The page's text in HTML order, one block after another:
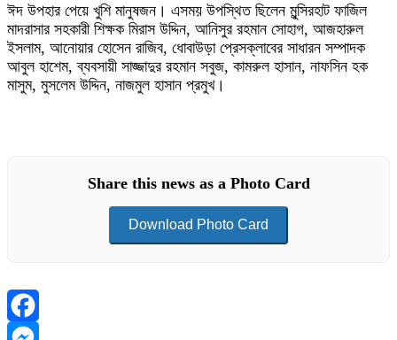
ঈদ উপহার পেয়ে খুশি মানুষজন। এসময় উপস্থিত ছিলেন মুন্সিরহাট ফাজিল
মাদরাসার সহকারী শিক্ষক মিরাস উদ্দিন, আনিসুর রহমান সোহাগ, আজহারুল
ইসলাম, আনোয়ার হোসেন রাজিব, ধোবাউড়া প্রেসক্লাবের সাধারন সম্পাদক
আবুল হাশেম, ব্যবসায়ী সাজ্জাদুর রহমান সবুজ, কামরুল হাসান, নাফসিন হক
মাসুম, মুসলেম উদ্দিন, নাজমুল হাসান প্রমুখ।
Share this news as a Photo Card
Download Photo Card